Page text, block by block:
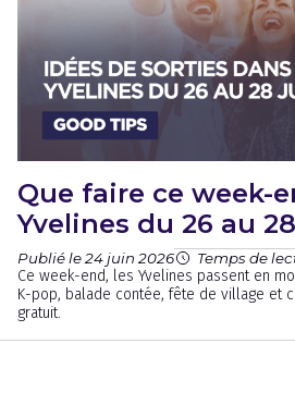
Que faire ce week-
Yvelines du 26 au
Publié le 24 juin 2026 Temps de
Ce week-end, les Yvelines passent en
K-pop, balade contée, fête de village et
gratuit.